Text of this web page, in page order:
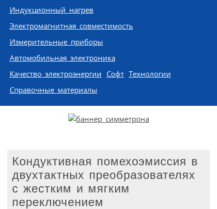
Индукционный нагрев
Электромагнитная совместимость
Измерительные приборы
Автомобильная электроника
Качество электроэнергии Софт Технологии
Справочные материалы
Кондуктивная помехоэмиссия в
двухтактных преобразователях
с жестким и мягким
переключением